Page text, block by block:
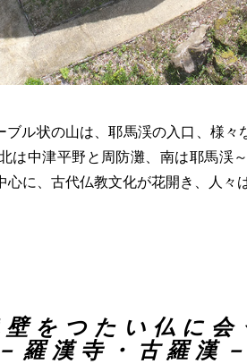
ル状の山は、耶馬渓の入口、様々
は中津平野と周防灘、南は耶馬渓
に、古代仏教文化が花開き、人々
壁をつたい仏に会
－羅漢寺・古羅漢－